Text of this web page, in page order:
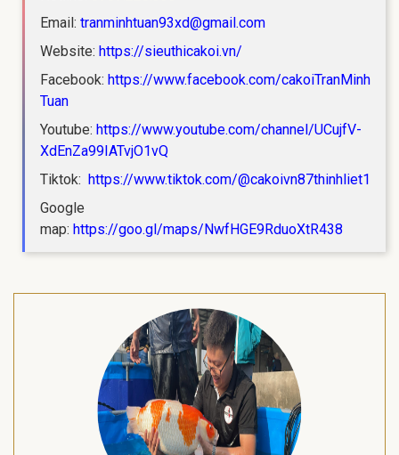
Email: tranminhtuan93xd@gmail.com
Website: https://sieuthicakoi.vn/
Facebook: https://www.facebook.com/cakoiTranMinh
Tuan
Youtube: https://www.youtube.com/channel/UCujfV-
XdEnZa99IATvjO1vQ
Tiktok: https://www.tiktok.com/@cakoivn87thinhliet1
Google
map: https://goo.gl/maps/NwfHGE9RduoXtR438